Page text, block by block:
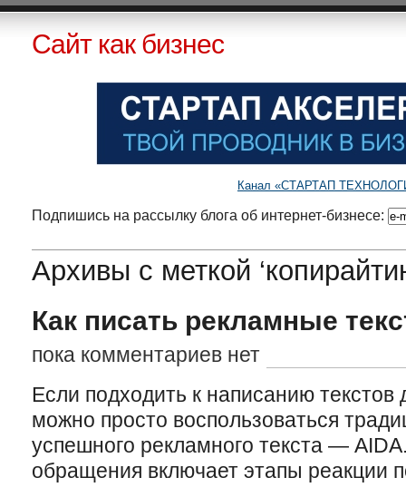
Сайт как бизнес
Канал «СТАРТАП
Подпишись на рассылку блога об интернет-бизнесе:
Архивы с меткой
Как писать рекламные
пока комментариев нет
Если подходить к написанию текстов
можно просто воспользоваться
успешного рекламного текста —
обращения включает этапы реакции